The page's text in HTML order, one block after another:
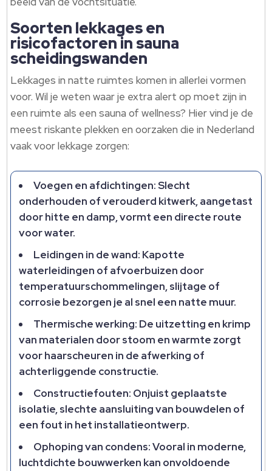
Soorten lekkages en
risicofactoren in sauna
scheidingswanden
Lekkages in natte ruimtes komen in allerlei vormen
voor. Wil je weten waar je extra alert op moet zijn in
een ruimte als een sauna of wellness? Hier vind je de
meest riskante plekken en oorzaken die in Nederland
vaak voor lekkage zorgen:
Voegen en afdichtingen: Slecht
onderhouden of verouderd kitwerk, aangetast
door hitte en damp, vormt een directe route
voor water.
Leidingen in de wand: Kapotte
waterleidingen of afvoerbuizen door
temperatuurschommelingen, slijtage of
corrosie bezorgen je al snel een natte muur.
Thermische werking: De uitzetting en krimp
van materialen door stoom en warmte zorgt
voor haarscheuren in de afwerking of
achterliggende constructie.
Constructiefouten: Onjuist geplaatste
isolatie, slechte aansluiting van bouwdelen of
een fout in het installatieontwerp.
Ophoping van condens: Vooral in moderne,
luchtdichte bouwwerken kan onvoldoende